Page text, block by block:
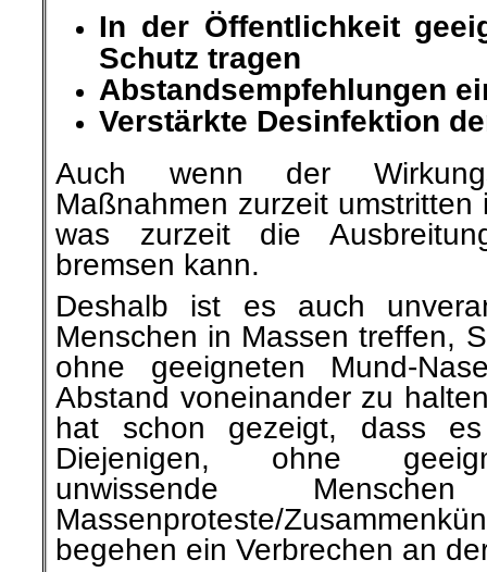
In der Öffentlichkeit
Schutz tragen
Abstandsempfehlungen
Verstärkte Desinfektion
Auch wenn der
Maßnahmen zurzeit
was zurzeit die
bremsen kann.
Deshalb ist es auch
Menschen in Massen treffen,
ohne geeigneten Mund-
Abstand voneinander zu
hat schon gezeigt, dass
Diejenigen, ohne
unwissende
Massenproteste/
begehen ein Verbrechen an